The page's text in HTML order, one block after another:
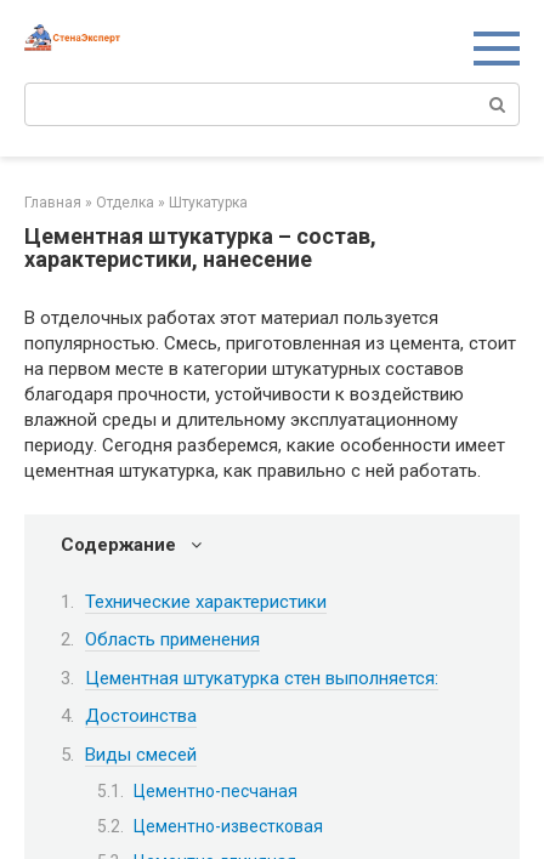
Главная » Отделка » Штукатурка
Цементная штукатурка – состав,
характеристики, нанесение
В отделочных работах этот материал пользуется
популярностью. Смесь, приготовленная из цемента, стоит
на первом месте в категории штукатурных составов
благодаря прочности, устойчивости к воздействию
влажной среды и длительному эксплуатационному
периоду. Сегодня разберемся, какие особенности имеет
цементная штукатурка, как правильно с ней работать.
Содержание
Технические характеристики
Область применения
Цементная штукатурка стен выполняется:
Достоинства
Виды смесей
Цементно-песчаная
Цементно-известковая